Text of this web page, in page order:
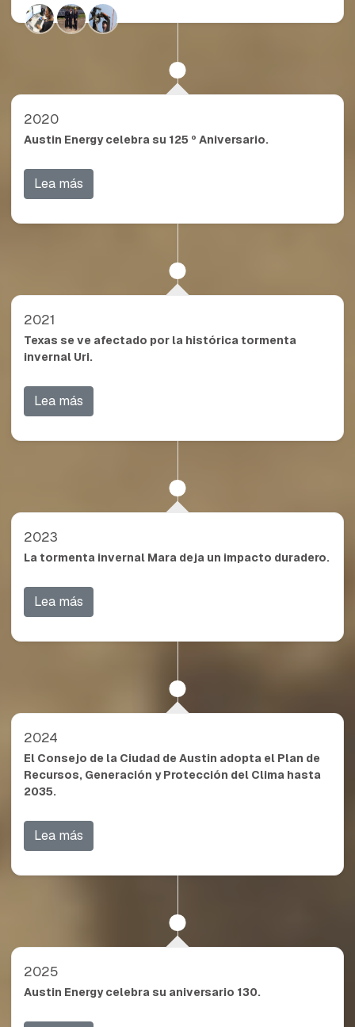
2020
Austin Energy celebra su 125 º Aniversario.
Lea más
2021
Texas se ve afectado por la histórica tormenta
invernal Uri.
Lea más
2023
La tormenta invernal Mara deja un impacto duradero.
Lea más
2024
El Consejo de la Ciudad de Austin adopta el Plan de
Recursos, Generación y Protección del Clima hasta
2035.
Lea más
2025
Austin Energy celebra su aniversario 130.